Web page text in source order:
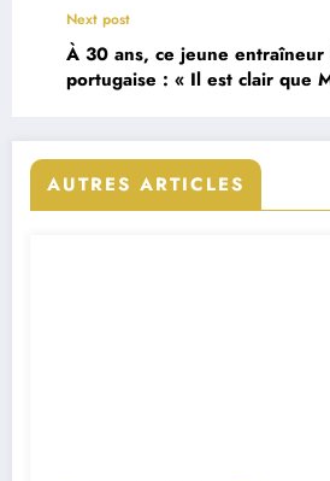
Next post
À 30 ans, ce jeune
portugaise : « Il est clair que
AUTRES ARTICLES